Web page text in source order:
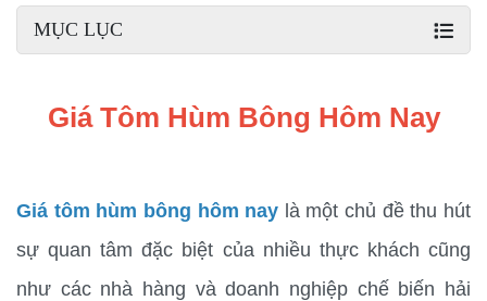
MỤC LỤC
Giá Tôm Hùm Bông Hôm Nay
Giá tôm hùm bông hôm nay là một chủ đề thu hút
sự quan tâm đặc biệt của nhiều thực khách cũng
như các nhà hàng và doanh nghiệp chế biến hải